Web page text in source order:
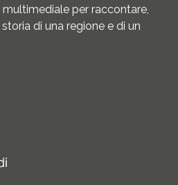
multimediale per raccontare,
di una regione e di un